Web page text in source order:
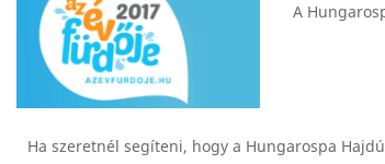
A
Ha szeretnél segíteni, hogy a Hungarospa